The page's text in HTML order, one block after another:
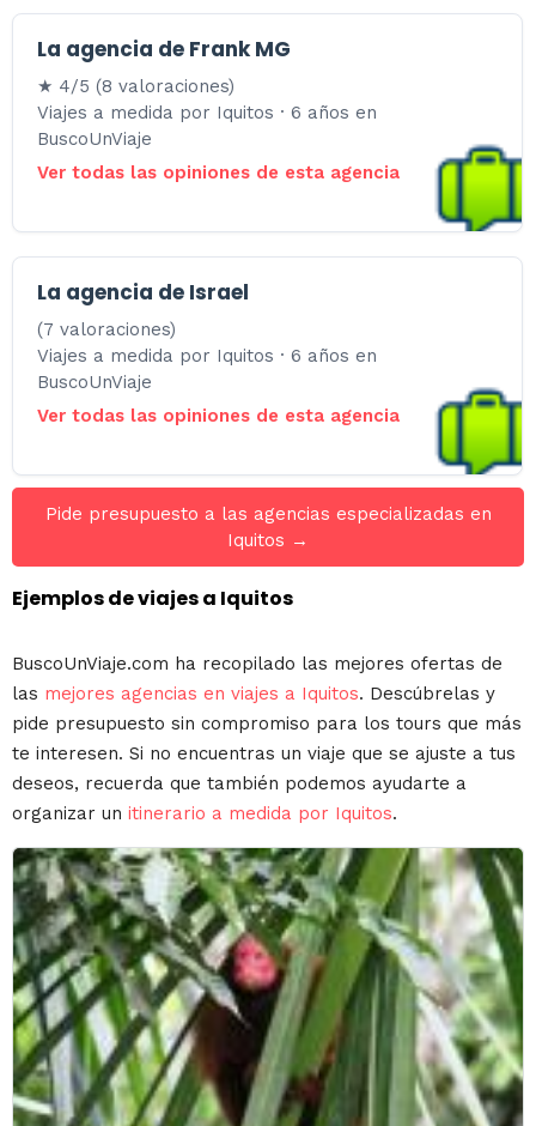
La agencia de Frank MG
★ 4/5 (8 valoraciones)
Viajes a medida por Iquitos · 6 años en
BuscoUnViaje
Ver todas las opiniones de esta agencia
La agencia de Israel
(7 valoraciones)
Viajes a medida por Iquitos · 6 años en
BuscoUnViaje
Ver todas las opiniones de esta agencia
Pide presupuesto a las agencias especializadas en
Iquitos →
Ejemplos de viajes a Iquitos
BuscoUnViaje.com ha recopilado las mejores ofertas de
las mejores agencias en viajes a Iquitos. Descúbrelas y
pide presupuesto sin compromiso para los tours que más
te interesen. Si no encuentras un viaje que se ajuste a tus
deseos, recuerda que también podemos ayudarte a
organizar un itinerario a medida por Iquitos.